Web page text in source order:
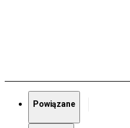
Powiązane